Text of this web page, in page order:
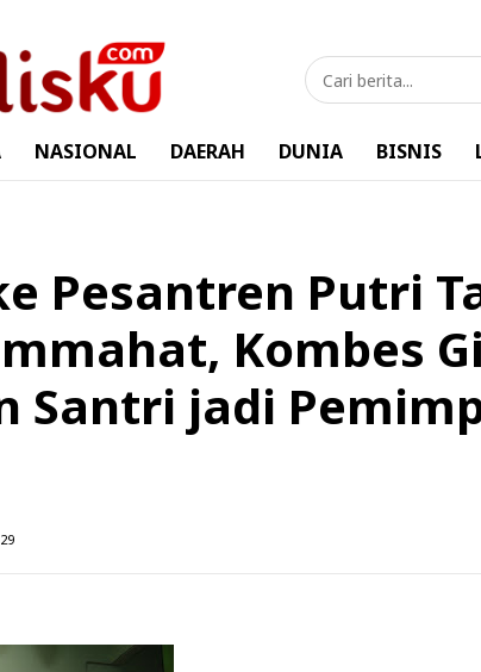
NASIONAL DAERAH DUNIA BISNIS
Pesantren Putri
Kombes
Santri jadi